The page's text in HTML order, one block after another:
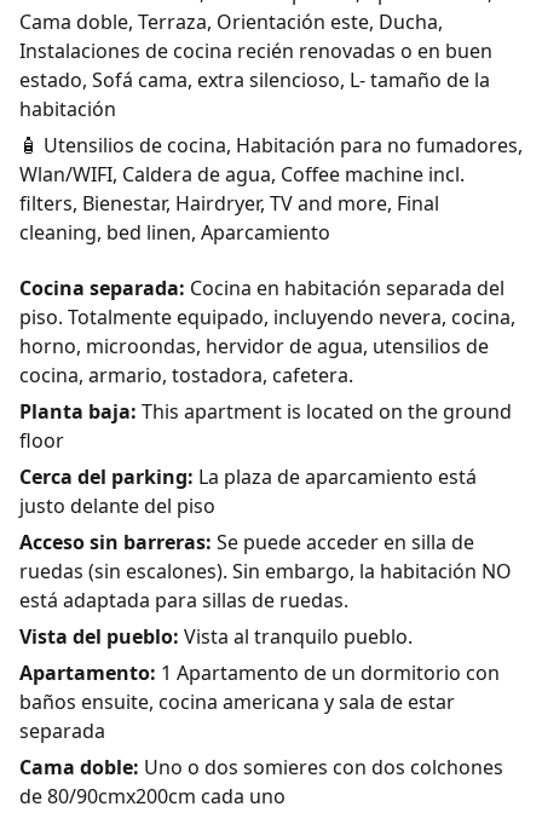
Cama doble, Terraza, Orientación este, Ducha,
Instalaciones de cocina recién renovadas o en buen
estado, Sofá cama, extra silencioso, L- tamaño de la
habitación
🧴 Utensilios de cocina, Habitación para no fumadores,
Wlan/WIFI, Caldera de agua, Coffee machine incl.
filters, Bienestar, Hairdryer, TV and more, Final
cleaning, bed linen, Aparcamiento
Cocina separada: Cocina en habitación separada del
piso. Totalmente equipado, incluyendo nevera, cocina,
horno, microondas, hervidor de agua, utensilios de
cocina, armario, tostadora, cafetera.
Planta baja: This apartment is located on the ground
floor
Cerca del parking: La plaza de aparcamiento está
justo delante del piso
Acceso sin barreras: Se puede acceder en silla de
ruedas (sin escalones). Sin embargo, la habitación NO
está adaptada para sillas de ruedas.
Vista del pueblo: Vista al tranquilo pueblo.
Apartamento: 1 Apartamento de un dormitorio con
baños ensuite, cocina americana y sala de estar
separada
Cama doble: Uno o dos somieres con dos colchones
de 80/90cmx200cm cada uno